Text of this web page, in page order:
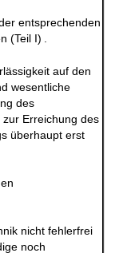
entsprechenden
(Teil I)
auf den
wesentliche
des
Erreichung des
überhaupt erst
nicht fehlerfrei
noch